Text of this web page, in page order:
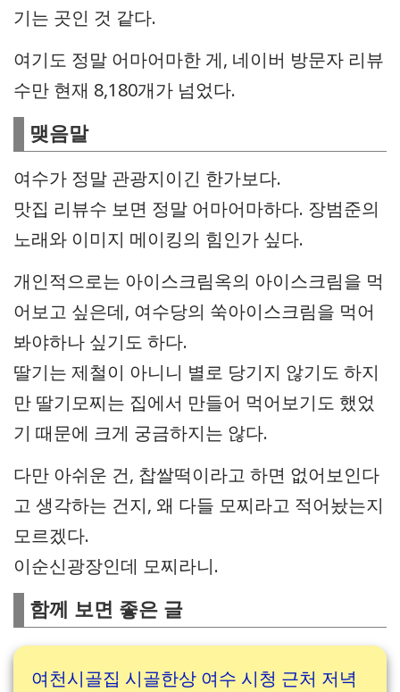
기는 곳인 것 같다.
여기도 정말 어마어마한 게, 네이버 방문자 리뷰
수만 현재 8,180개가 넘었다.
맺음말
여수가 정말 관광지이긴 한가보다.
맛집 리뷰수 보면 정말 어마어마하다. 장범준의
노래와 이미지 메이킹의 힘인가 싶다.
개인적으로는 아이스크림옥의 아이스크림을 먹
어보고 싶은데, 여수당의 쑥아이스크림을 먹어
봐야하나 싶기도 하다.
딸기는 제철이 아니니 별로 당기지 않기도 하지
만 딸기모찌는 집에서 만들어 먹어보기도 했었
기 때문에 크게 궁금하지는 않다.
다만 아쉬운 건, 찹쌀떡이라고 하면 없어보인다
고 생각하는 건지, 왜 다들 모찌라고 적어놨는지
모르겠다.
이순신광장인데 모찌라니.
함께 보면 좋은 글
여천시골집 시골한상 여수 시청 근처 저녁